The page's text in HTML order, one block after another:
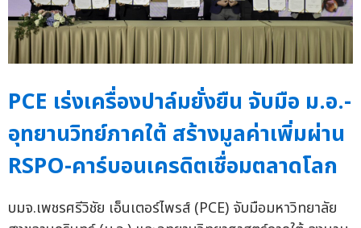
PCE เร่งเครื่องปาล์มยั่งยืน จับมือ ม.อ.-
อุทยานวิทย์ภาคใต้ สร้างมูลค่าเพิ่มผ่าน
RSPO-คาร์บอนเครดิตเชื่อมตลาดโลก
บมจ.เพชรศรีวิชัย เอ็นเตอร์ไพรส์ (PCE) จับมือมหาวิทยาลัย